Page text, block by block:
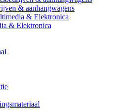
& aanhangwagens
& Elektronica